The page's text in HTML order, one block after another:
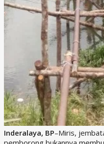
Inderalaya, BP–Miris,